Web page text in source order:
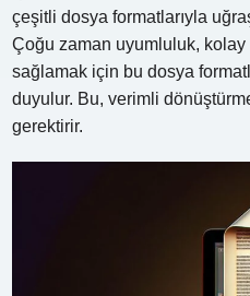
çeşitli dosya formatlarıyla
Çoğu zaman uyumluluk,
sağlamak için bu dosya
duyulur. Bu, verimli
gerektirir.